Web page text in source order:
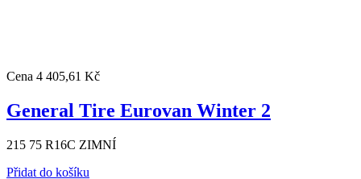
Cena 4 405,61 Kč
General Tire Eurovan Winter 2
215 75 R16C ZIMNÍ
Přidat do košíku